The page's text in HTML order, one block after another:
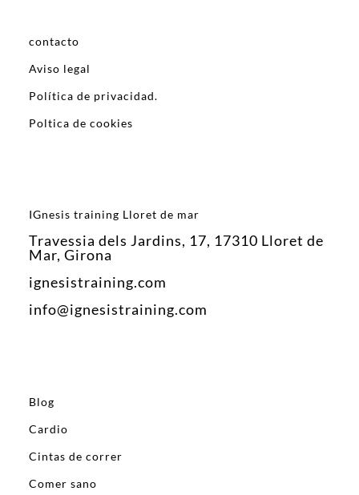
contacto
Aviso legal
Política de privacidad.
Poltica de cookies
IGnesis training Lloret de mar
Travessia dels Jardins, 17, 17310 Lloret de
Mar, Girona
ignesistraining.com
info@ignesistraining.com
Blog
Cardio
Cintas de correr
Comer sano